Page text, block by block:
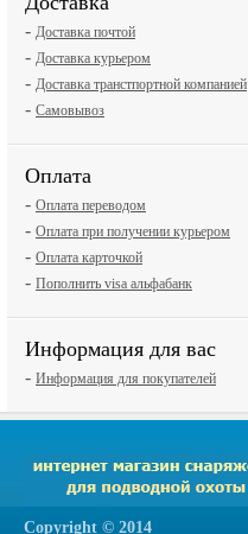
- Доставка почтой
- Доставка курьером
- Доставка транстпортной компанией
- Самовывоз
Оплата
- Оплата переводом
- Оплата при получении курьером
- Оплата карточкой
- Пополнить visa альфабанк
Информация для вас
- Информация для покупателей
Сopyright © 2014